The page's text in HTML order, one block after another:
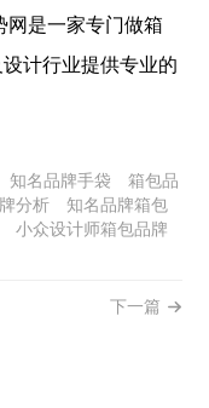
网是一家专门做箱
计行业提供专业的
知名品牌手袋
箱包品
分析
知名品牌箱包
小众设计师箱包品牌
下一篇